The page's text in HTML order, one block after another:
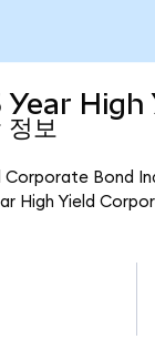
Year
보
Corporate Bond
High Yield